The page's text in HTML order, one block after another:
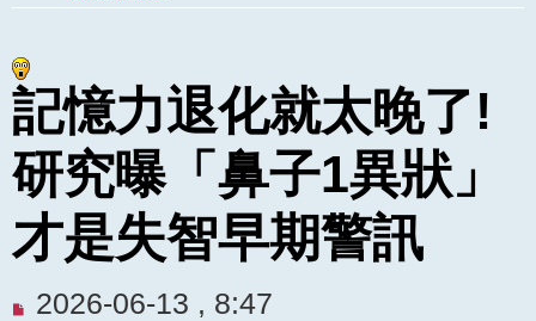
記憶力退化就太晚了!
研究曝「鼻子1異狀」
才是失智早期警訊
未
2026-06-13 , 8:47